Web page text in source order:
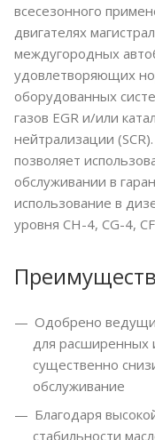
всесезонного
двигателях
междугородных
удовлетворяющих
оборудованных
газов EGR и/или
нейтрализации
позволяет
обслуживании в
использование в
уровня CH-4, CG-4,
Одобрено
для расширенных
существенно
обслуживание
Благодаря
стабильности